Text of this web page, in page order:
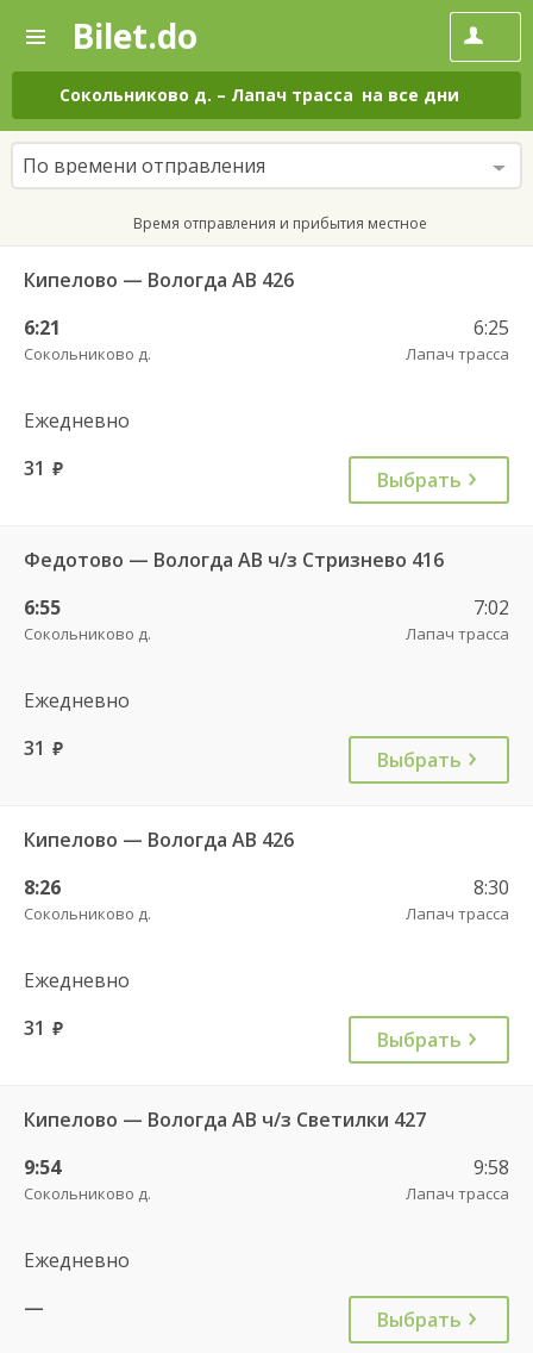
—
Поиск
и
покупка
билетов
на
автобус
онлайн
Bilet.do
Сокольниково д. – Лапач трасса на все дни
По времени отправления
Время отправления и прибытия местное
Кипелово — Вологда АВ 426
6:21
Сокольниково д.
6:25
Лапач трасса
Ежедневно
31 руб. Выбрать
Федотово — Вологда АВ ч/з Стризнево 416
6:55
Сокольниково д.
7:02
Лапач трасса
Ежедневно
31 руб. Выбрать
Кипелово — Вологда АВ 426
8:26
Сокольниково д.
8:30
Лапач трасса
Ежедневно
31 руб. Выбрать
Кипелово — Вологда АВ ч/з Светилки 427
9:54
Сокольниково д.
9:58
Лапач трасса
Ежедневно
—
Выбрать